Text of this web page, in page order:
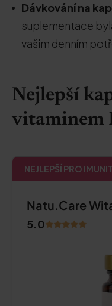
Dávkování na
suplementace
vašim denním
Nejlepší
vitaminem
NEJLEPŠÍ PRO
Natu.Care
5.0